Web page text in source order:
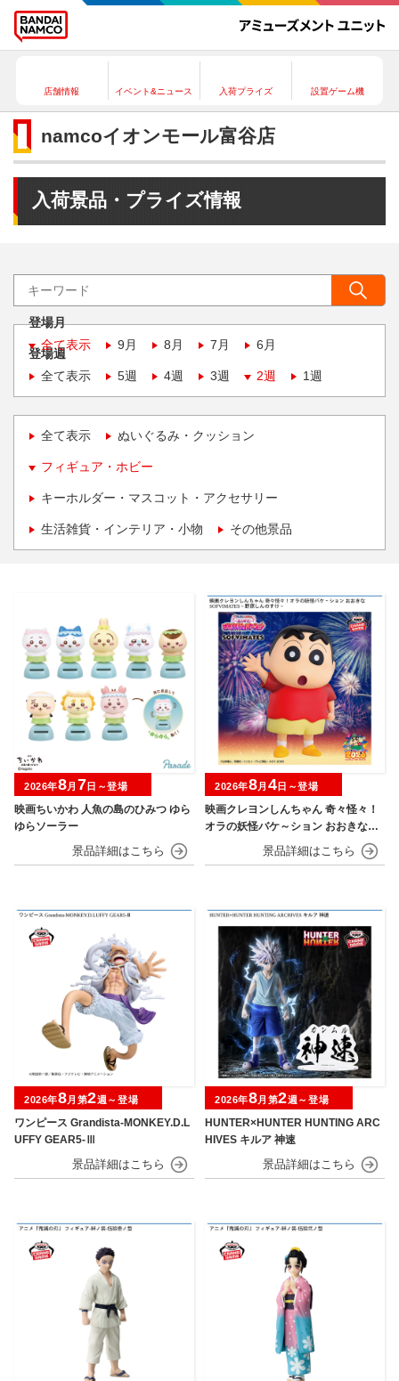
店舗情報 イベント&ニュース 入荷プライズ 設置ゲーム機
namcoイオンモール富谷店
入荷景品・プライズ情報
登場月
全て表示
9月 8月 7月 6月
登場週
全て表示
5週 4週 3週 2週 1週
全て表示 ぬいぐるみ・クッション
フィギュア・ホビー
キーホルダー・マスコット・アクセサリー
生活雑貨・インテリア・小物 その他景品
映画ちいかわ 人魚の島のひみつ ゆら
ゆらソーラー
2026年8月 7日～登場
映画クレヨンしんちゃん 奇々怪々！
オラの妖怪バケ～ション おおきなSO
FVIMATES～野原しんのすけ～
2026年8月 4日～登場
ワンピース Grandista-MONKEY.D.L
UFFY GEAR5-Ⅲ
2026年8月第2週～登場
HUNTER×HUNTER HUNTING ARC
HIVES キルア 神速
2026年8月第2週～登場